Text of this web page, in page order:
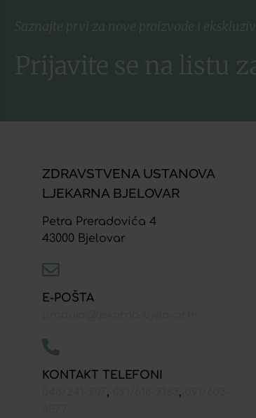
Saznajte prvi za nove proizvode i
Prijavite se na listu
ZDRAVSTVENA USTANOVA
LJEKARNA BJELOVAR
Petra Preradovića 4
43000 Bjelovar
E-POŠTA
KONTAKT TELEFONI
, ,